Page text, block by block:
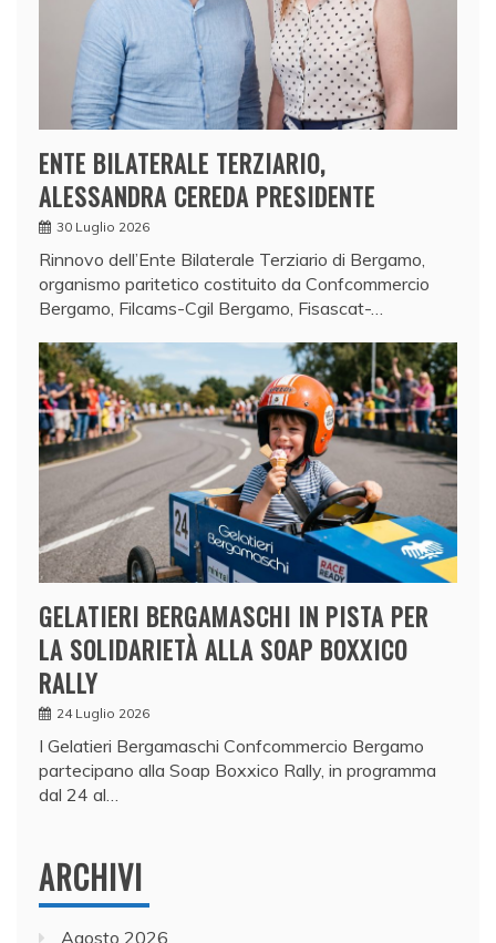
ENTE BILATERALE TERZIARIO,
ALESSANDRA CEREDA PRESIDENTE
30 Luglio 2026
Rinnovo dell’Ente Bilaterale Terziario di Bergamo,
organismo paritetico costituito da Confcommercio
Bergamo, Filcams-Cgil Bergamo, Fisascat-…
GELATIERI BERGAMASCHI IN PISTA PER
LA SOLIDARIETÀ ALLA SOAP BOXXICO
RALLY
24 Luglio 2026
I Gelatieri Bergamaschi Confcommercio Bergamo
partecipano alla Soap Boxxico Rally, in programma
dal 24 al…
ARCHIVI
Agosto 2026